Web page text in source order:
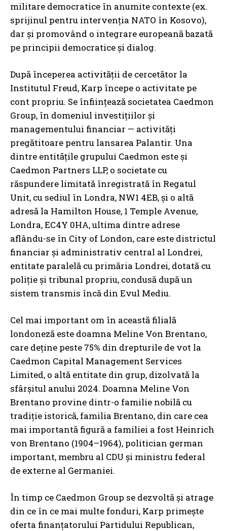
militare democratice în anumite contexte (ex.
sprijinul pentru intervenția NATO în Kosovo),
dar și promovând o integrare europeană bazată
pe principii democratice și dialog.
După începerea activității de cercetător la
Institutul Freud, Karp începe o activitate pe
cont propriu. Se înființează societatea Caedmon
Group, în domeniul investițiilor și
managementului financiar — activități
pregătitoare pentru lansarea Palantir. Una
dintre entitățile grupului Caedmon este și
Caedmon Partners LLP, o societate cu
răspundere limitată înregistrată în Regatul
Unit, cu sediul în Londra, NW1 4EB, și o altă
adresă la Hamilton House, 1 Temple Avenue,
Londra, EC4Y 0HA, ultima dintre adrese
aflându-se în City of London, care este districtul
financiar și administrativ central al Londrei,
entitate paralelă cu primăria Londrei, dotată cu
poliție și tribunal propriu, condusă după un
sistem transmis încă din Evul Mediu.
Cel mai important om în această filială
londoneză este doamna Meline Von Brentano,
care deține peste 75% din drepturile de vot la
Caedmon Capital Management Services
Limited, o altă entitate din grup, dizolvată la
sfârșitul anului 2024. Doamna Meline Von
Brentano provine dintr-o familie nobilă cu
tradiție istorică, familia Brentano, din care cea
mai importantă figură a familiei a fost Heinrich
von Brentano (1904–1964), politician german
important, membru al CDU și ministru federal
de externe al Germaniei.
În timp ce Caedmon Group se dezvoltă și atrage
din ce în ce mai multe fonduri, Karp primește
oferta finanțatorului Partidului Republican,